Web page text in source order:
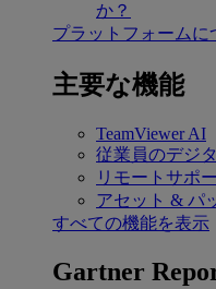
か？
プラットフォームに
主要な機能
TeamViewer AI
従業員のデジ
リモートサポ
アセット & パ
すべての機能を表示
Gartner